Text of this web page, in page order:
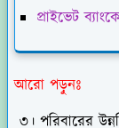
প্রাইভেট
আরো পড়ুনঃ
৩। পরিবারের